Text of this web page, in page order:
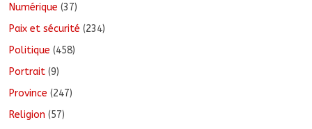
Numérique (37)
Paix et sécurité (234)
Politique (458)
Portrait (9)
Province (247)
Religion (57)